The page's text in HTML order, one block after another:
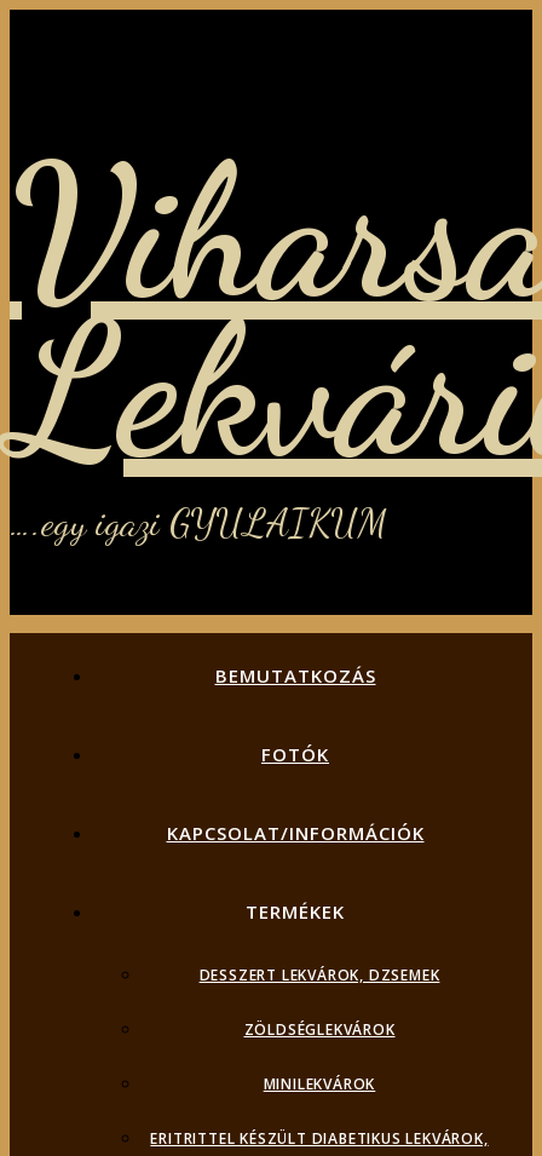
….egy igazi GYULAIKUM
BEMUTATKOZÁS
FOTÓK
KAPCSOLAT/INFORMÁCIÓK
TERMÉKEK
DESSZERT LEKVÁROK, DZSEMEK
ZÖLDSÉGLEKVÁROK
MINILEKVÁROK
ERITRITTEL KÉSZÜLT DIABETIKUS LEKVÁROK,